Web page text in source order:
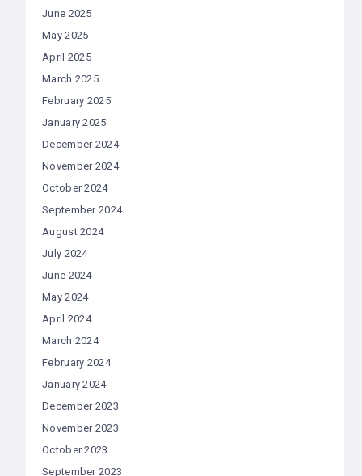
June 2025
May 2025
April 2025
March 2025
February 2025
January 2025
December 2024
November 2024
October 2024
September 2024
August 2024
July 2024
June 2024
May 2024
April 2024
March 2024
February 2024
January 2024
December 2023
November 2023
October 2023
September 2023